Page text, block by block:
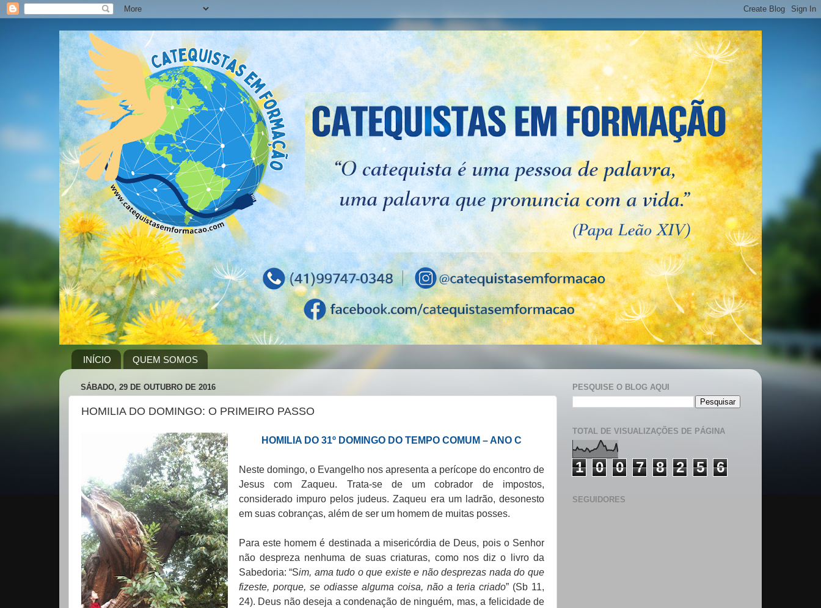
INÍCIO QUEM SOMOS
SÁBADO, 29 DE OUTUBRO DE 2016
HOMILIA DO DOMINGO: O PRIMEIRO PASSO
HOMILIA DO 31º DOMINGO DO TEMPO COMUM – ANO C
Neste domingo, o Evangelho nos apresenta a perícope do encontro de
Jesus com Zaqueu. Trata-se de um cobrador de impostos,
considerado impuro pelos judeus. Zaqueu era um ladrão, desonesto
em suas cobranças, além de ser um homem de muitas posses.
Para este homem é destinada a misericórdia de Deus, pois o Senhor
não despreza nenhuma de suas criaturas, como nos diz o livro da
Sabedoria: “Sim, ama tudo o que existe e não desprezas nada do que
fizeste, porque, se odiasse alguma coisa, não a teria criado” (Sb 11,
24). Deus não deseja a condenação de ninguém, mas, a felicidade de
PESQUISE O BLOG AQUI
TOTAL DE VISUALIZAÇÕES DE PÁGINA
1 0 0 7 8 2 5 6
SEGUIDORES